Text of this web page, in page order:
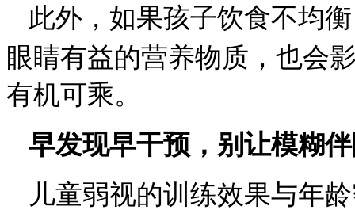
此外，如果孩子饮食不均
眼睛有益的营养物质，也会
有机可乘。
早发现早干预，别让模糊
儿童弱视的训练效果与年